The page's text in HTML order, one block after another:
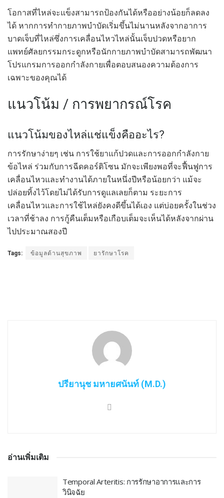
โอกาสที่ไหล่จะแข็งสามารถป้องกันได้หรืออย่างน้อยก็ลดลง
ได้ หากการทำกายภาพบำบัดเริ่มขึ้นไม่นานหลังจากอาการ
บาดเจ็บที่ไหล่ซึ่งการเคลื่อนไหวไหล่นั้นเจ็บปวดหรือยาก
แพทย์ศัลยกรรมกระดูกหรือนักกายภาพบำบัดสามารถพัฒนา
โปรแกรมการออกกำลังกายเพื่อตอบสนองความต้องการ
เฉพาะของคุณได้
แนวโน้ม / การพยากรณ์โรค
แนวโน้มของไหล่แช่แข็งคืออะไร?
การรักษาง่ายๆ เช่น การใช้ยาแก้ปวดและการออกกำลังกาย
ข้อไหล่ ร่วมกับการฉีดคอร์ติโซน มักจะเพียงพอที่จะฟื้นฟูการ
เคลื่อนไหวและทำงานได้ภายในหนึ่งปีหรือน้อยกว่า แม้จะ
ปล่อยทิ้งไว้โดยไม่ได้รับการดูแลเลยก็ตาม ระยะการ
เคลื่อนไหวและการใช้ไหล่ยังคงดีขึ้นได้เอง แต่บ่อยครั้งในช่วง
เวลาที่ช้าลง การกู้คืนเต็มหรือเกือบเต็มจะเห็นได้หลังจากผ่าน
ไปประมาณสองปี
Tags: ข้อมูลด้านสุขภาพ ยารักษาโรค
ปรียานุช มหายศนันท์ (M.D.)
อ่านเพิ่มเติม
Temporal Arteritis: การรักษาอาการและการ
วินิจฉัย